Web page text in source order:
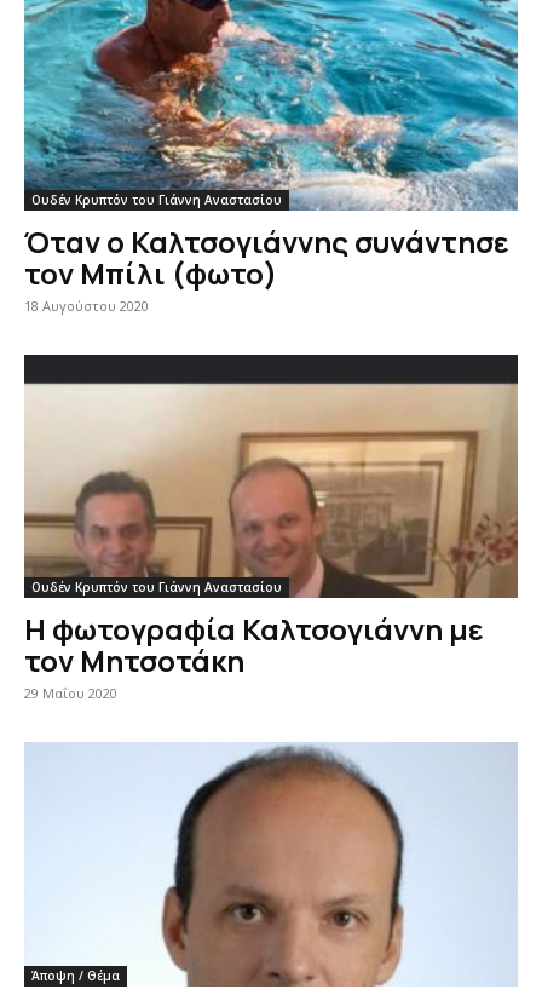
Ουδέν Κρυπτόν του Γιάννη Αναστασίου
Όταν ο Καλτσογιάννης συνάντησε
τον Μπίλι (φωτο)
18 Αυγούστου 2020
Ουδέν Κρυπτόν του Γιάννη Αναστασίου
Η φωτογραφία Καλτσογιάννη με
τον Μητσοτάκη
29 Μαΐου 2020
Άποψη / Θέμα